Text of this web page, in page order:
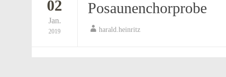
02
Jan.
2019
Posaunenchorprobe
harald.heinritz